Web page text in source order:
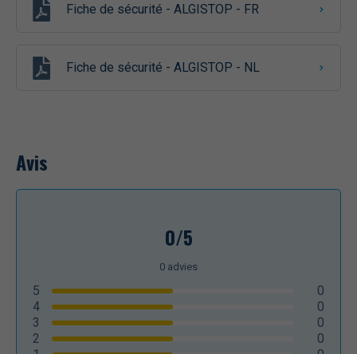
Fiche de sécurité - ALGISTOP - FR
Fiche de sécurité - ALGISTOP - NL
Avis
0/5
0 advies
5
0
4
0
3
0
2
0